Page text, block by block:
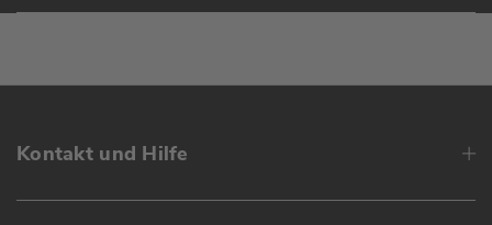
Kontakt und Hilfe